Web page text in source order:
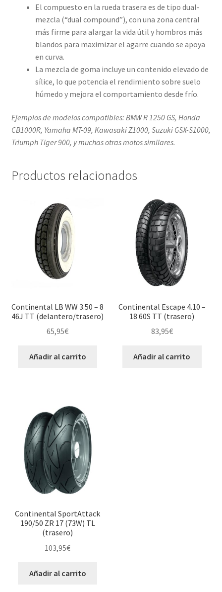
El compuesto en la rueda trasera es de tipo dual-
mezcla (“dual compound”), con una zona central
más firme para alargar la vida útil y hombros más
blandos para maximizar el agarre cuando se apoya
en curva.
La mezcla de goma incluye un contenido elevado de
sílice, lo que potencia el rendimiento sobre suelo
húmedo y mejora el comportamiento desde frío.
Ejemplos de modelos compatibles: BMW R 1250 GS, Honda
CB1000R, Yamaha MT-09, Kawasaki Z1000, Suzuki GSX-S1000,
Triumph Tiger 900, y muchas otras motos similares.
Productos relacionados
Continental LB WW 3.50 – 8
46J TT (delantero/trasero)
65,95€
Añadir al carrito
Continental Escape 4.10 –
18 60S TT (trasero)
83,95€
Añadir al carrito
Continental SportAttack
190/50 ZR 17 (73W) TL
(trasero)
103,95€
Añadir al carrito